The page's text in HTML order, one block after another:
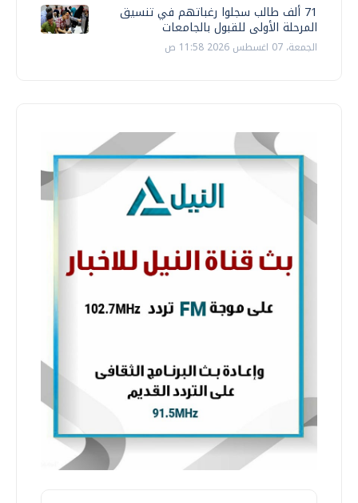
71 ألف طالب سجلوا رغباتهم في تنسيق
المرحلة الأولى للقبول بالجامعات
الجمعة، 07 اغسطس 2026 11:58 ص